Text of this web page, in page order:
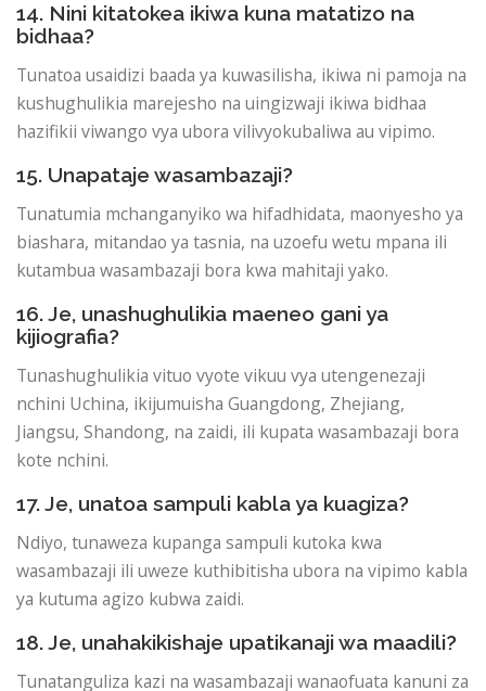
14. Nini kitatokea ikiwa kuna matatizo na
bidhaa?
Tunatoa usaidizi baada ya kuwasilisha, ikiwa ni pamoja na
kushughulikia marejesho na uingizwaji ikiwa bidhaa
hazifikii viwango vya ubora vilivyokubaliwa au vipimo.
15. Unapataje wasambazaji?
Tunatumia mchanganyiko wa hifadhidata, maonyesho ya
biashara, mitandao ya tasnia, na uzoefu wetu mpana ili
kutambua wasambazaji bora kwa mahitaji yako.
16. Je, unashughulikia maeneo gani ya
kijiografia?
Tunashughulikia vituo vyote vikuu vya utengenezaji
nchini Uchina, ikijumuisha Guangdong, Zhejiang,
Jiangsu, Shandong, na zaidi, ili kupata wasambazaji bora
kote nchini.
17. Je, unatoa sampuli kabla ya kuagiza?
Ndiyo, tunaweza kupanga sampuli kutoka kwa
wasambazaji ili uweze kuthibitisha ubora na vipimo kabla
ya kutuma agizo kubwa zaidi.
18. Je, unahakikishaje upatikanaji wa maadili?
Tunatanguliza kazi na wasambazaji wanaofuata kanuni za